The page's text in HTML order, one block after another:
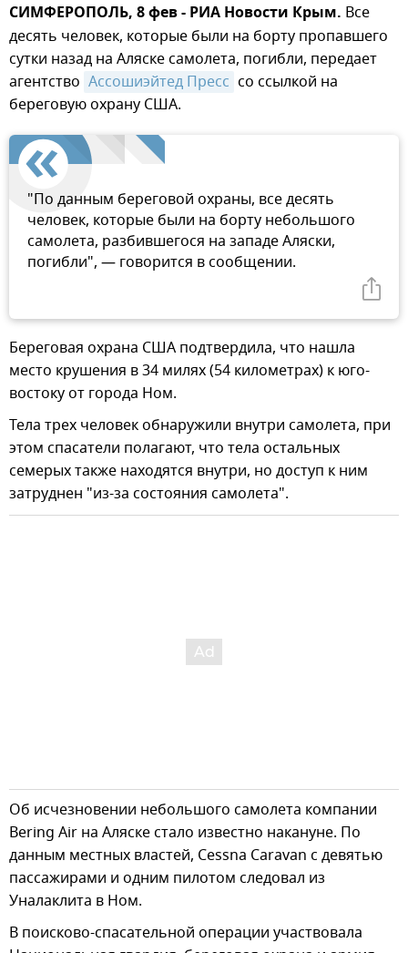
СИМФЕРОПОЛЬ, 8 фев - РИА Новости Крым. Все
десять человек, которые были на борту пропавшего
сутки назад на Аляске самолета, погибли, передает
агентство Ассошиэйтед Пресс со ссылкой на
береговую охрану США.
"По данным береговой охраны, все десять
человек, которые были на борту небольшого
самолета, разбившегося на западе Аляски,
погибли", — говорится в сообщении.
Береговая охрана США подтвердила, что нашла
место крушения в 34 милях (54 километрах) к юго-
востоку от города Ном.
Тела трех человек обнаружили внутри самолета, при
этом спасатели полагают, что тела остальных
семерых также находятся внутри, но доступ к ним
затруднен "из-за состояния самолета".
Об исчезновении небольшого самолета компании
Bering Air на Аляске стало известно накануне. По
данным местных властей, Cessna Caravan с девятью
пассажирами и одним пилотом следовал из
Уналаклита в Ном.
В поисково-спасательной операции участвовала